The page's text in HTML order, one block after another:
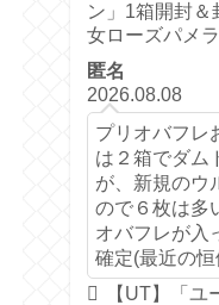
ン」1箱開封＆
女ローズパメ
匿名
2026.08.08
プリオバフレ
は２箱でダム
が、新規のウ
ので６枚は多
オバフレが入
確定(最近の恒
【UT】「ユ